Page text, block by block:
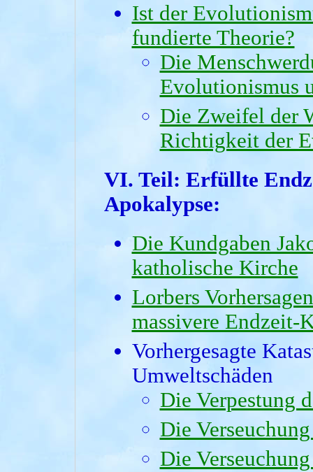
Ist der
fundierte Theorie?
Die
Evolutionismus
Die Zweifel der
Richtigkeit der
VI. Teil: Erfüllte
Apokalypse:
Die Kundgaben
katholische Kirche
Lorbers
massivere Endzeit-
Vorhergesagte
Umweltschäden
Die Verpestung
Die
Die